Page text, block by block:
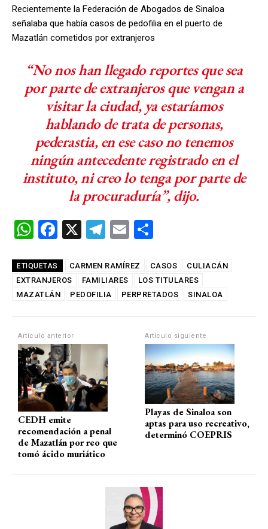
Recientemente la Federación de Abogados de Sinaloa
señalaba que había casos de pedofilia en el puerto de
Mazatlán cometidos por extranjeros
“No nos han llegado reportes que sea
por parte de extranjeros que vengan a
visitar la ciudad, ya estaríamos
hablando de trata de personas,
pederastia, en ese caso no tenemos
ningún antecedente registrado en el
instituto, ni creo lo tenga por parte de
la procuraduría”, dijo.
W
at
s
p
F
ce
b
k
X
T
e
gr
E
ail
m
p
ETIQUETAS CARMEN RAMÍREZ CASOS
CULIACÁN
EXTRANJEROS
FAMILIARES
LOS TITULARES
MAZATLÁN
PEDOFILIA PERPRETADOS SINALOA
Artículo anterior
CEDH emite
recomendación a penal
de Mazatlán por reo que
tomó ácido muriático
Artículo siguiente
Playas de Sinaloa son
aptas para uso recreativo,
determinó COEPRIS